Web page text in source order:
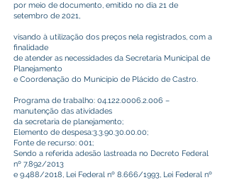
por meio de documento, emitido no dia 21 de
setembro de 2021,
visando à utilização dos preços nela registrados, com a
finalidade
de atender as necessidades da Secretaria Municipal de
Planejamento
e Coordenação do Município de Plácido de Castro.
Programa de trabalho: 04.122.0006.2.006 –
manutenção das atividades
da secretaria de planejamento;
Elemento de despesa:3.3.90.30.00.00;
Fonte de recurso: 001;
Sendo a referida adesão lastreada no Decreto Federal
nº 7.892/2013
e 9.488/2018, Lei Federal nº 8.666/1993, Lei Federal nº